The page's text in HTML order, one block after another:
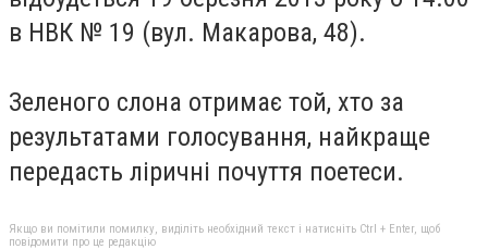
в НВК № 19 (вул. Макарова, 48).
Зеленого слона отримає той, хто за
результатами голосування, найкраще
передасть ліричні почуття поетеси.
Якщо ви помітили помилку, виділіть необхідний текст і натисніть Ctrl + Enter, щоб
повідомити про це редакцію